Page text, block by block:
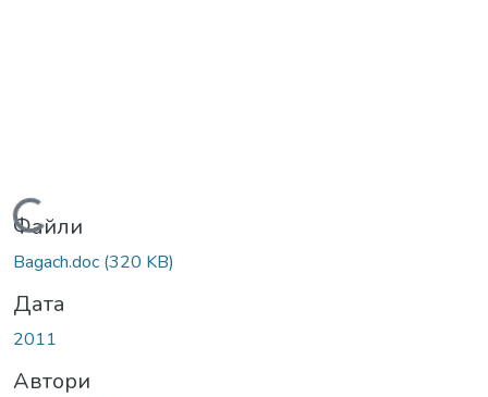
Вантажиться...
Файли
Bagach.doc (320 KB)
Дата
2011
Автори